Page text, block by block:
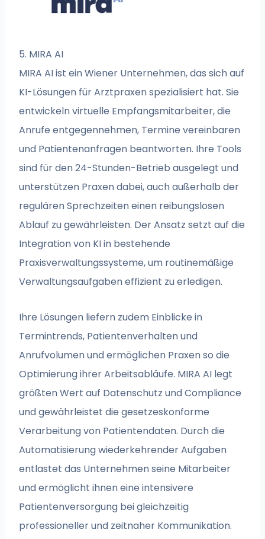
5. MIRA AI
MIRA AI ist ein Wiener Unternehmen, das sich auf
KI-Lösungen für Arztpraxen spezialisiert hat. Sie
entwickeln virtuelle Empfangsmitarbeiter, die
Anrufe entgegennehmen, Termine vereinbaren
und Patientenanfragen beantworten. Ihre Tools
sind für den 24-Stunden-Betrieb ausgelegt und
unterstützen Praxen dabei, auch außerhalb der
regulären Sprechzeiten einen reibungslosen
Ablauf zu gewährleisten. Der Ansatz setzt auf die
Integration von KI in bestehende
Praxisverwaltungssysteme, um routinemäßige
Verwaltungsaufgaben effizient zu erledigen.
Ihre Lösungen liefern zudem Einblicke in
Termintrends, Patientenverhalten und
Anrufvolumen und ermöglichen Praxen so die
Optimierung ihrer Arbeitsabläufe. MIRA AI legt
größten Wert auf Datenschutz und Compliance
und gewährleistet die gesetzeskonforme
Verarbeitung von Patientendaten. Durch die
Automatisierung wiederkehrender Aufgaben
entlastet das Unternehmen seine Mitarbeiter
und ermöglicht ihnen eine intensivere
Patientenversorgung bei gleichzeitig
professioneller und zeitnaher Kommunikation.